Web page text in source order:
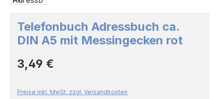
Telefonbuch Adressbuch ca.
DIN A5 mit Messingecken rot
Regulärer Preis:
3,49 €
Preise inkl. MwSt. zzgl. Versandkosten